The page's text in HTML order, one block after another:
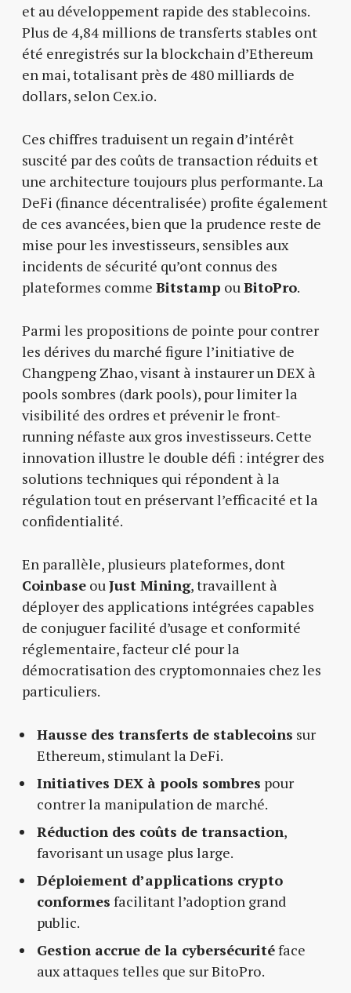
et au développement rapide des stablecoins.
Plus de 4,84 millions de transferts stables ont
été enregistrés sur la blockchain d’Ethereum
en mai, totalisant près de 480 milliards de
dollars, selon Cex.io.
Ces chiffres traduisent un regain d’intérêt
suscité par des coûts de transaction réduits et
une architecture toujours plus performante. La
DeFi (finance décentralisée) profite également
de ces avancées, bien que la prudence reste de
mise pour les investisseurs, sensibles aux
incidents de sécurité qu’ont connus des
plateformes comme Bitstamp ou BitoPro.
Parmi les propositions de pointe pour contrer
les dérives du marché figure l’initiative de
Changpeng Zhao, visant à instaurer un DEX à
pools sombres (dark pools), pour limiter la
visibilité des ordres et prévenir le front-
running néfaste aux gros investisseurs. Cette
innovation illustre le double défi : intégrer des
solutions techniques qui répondent à la
régulation tout en préservant l’efficacité et la
confidentialité.
En parallèle, plusieurs plateformes, dont
Coinbase ouJust Mining, travaillent à
déployer des applications intégrées capables
de conjuguer facilité d’usage et conformité
réglementaire, facteur clé pour la
démocratisation des cryptomonnaies chez les
particuliers.
Hausse des transferts de stablecoins sur
Ethereum, stimulant la DeFi.
Initiatives DEX à pools sombres pour
contrer la manipulation de marché.
Réduction des coûts de transaction,
favorisant un usage plus large.
Déploiement d’applications crypto
conformes facilitant l’adoption grand
public.
Gestion accrue de la cybersécuritéface
aux attaques telles que sur BitoPro.